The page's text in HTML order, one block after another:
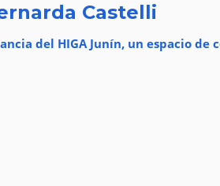
Castelli
del HIGA Junín, un espacio de